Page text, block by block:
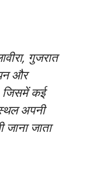
गुजरात
और
जिसमें कई
अपनी
जाना जाता